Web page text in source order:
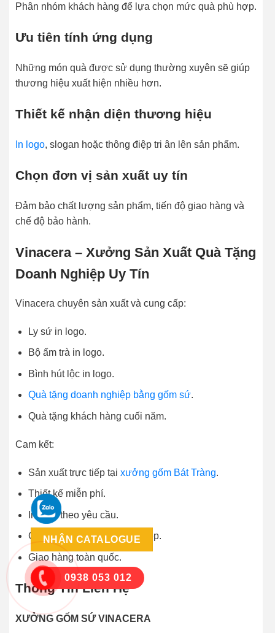
Phân nhóm khách hàng để lựa chọn mức quà phù hợp.
Ưu tiên tính ứng dụng
Những món quà được sử dụng thường xuyên sẽ giúp
thương hiệu xuất hiện nhiều hơn.
Thiết kế nhận diện thương hiệu
In logo, slogan hoặc thông điệp tri ân lên sản phẩm.
Chọn đơn vị sản xuất uy tín
Đảm bảo chất lượng sản phẩm, tiến độ giao hàng và
chế độ bảo hành.
Vinacera – Xưởng Sản Xuất Quà Tặng
Doanh Nghiệp Uy Tín
Vinacera chuyên sản xuất và cung cấp:
Ly sứ in logo.
Bộ ấm trà in logo.
Bình hút lộc in logo.
Quà tặng doanh nghiệp bằng gốm sứ.
Quà tặng khách hàng cuối năm.
Cam kết:
Sản xuất trực tiếp tại xưởng gốm Bát Tràng.
Thiết kế miễn phí.
In logo theo yêu cầu.
Giá tận gốc cho doanh nghiệp.
Giao hàng toàn quốc.
Thông Tin Liên Hệ
XƯỞNG GỐM SỨ VINACERA
0938 053 012
NHẬN CATALOGUE